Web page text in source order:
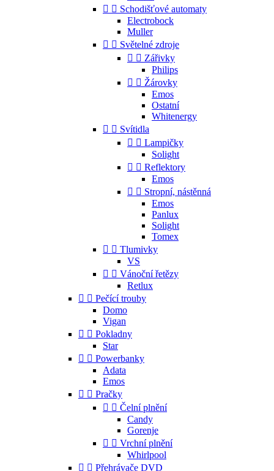
  Schodišťové automaty
Electrobock
Muller
  Světelné zdroje
  Zářivky
Philips
  Žárovky
Emos
Ostatní
Whitenergy
  Svítidla
  Lampičky
Solight
  Reflektory
Emos
  Stropní, nástěnná
Emos
Panlux
Solight
Tomex
  Tlumivky
VS
  Vánoční řetězy
Retlux
  Pečící trouby
Domo
Vigan
  Pokladny
Star
  Powerbanky
Adata
Emos
  Pračky
  Čelní plnění
Candy
Gorenje
  Vrchní plnění
Whirlpool
  Přehrávače DVD